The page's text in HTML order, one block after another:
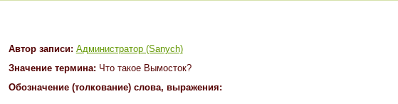
Автор записи: Администратор (Sanych)
Значение термина: Что такое Вымосток?
Обозначение (толкование) слова, выражения: